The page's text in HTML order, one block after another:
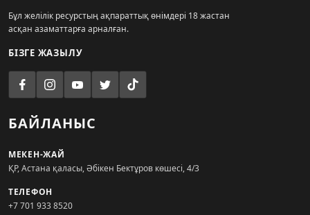
Бұл желілік ресурстың ақпараттық өнімдері 18 жастан
асқан азаматтарға арналған.
БІЗГЕ ЖАЗЫЛУ
БАЙЛАНЫС
МЕКЕН-ЖАЙ
ҚР, Астана қаласы, Әбікен Бектұров көшесі, 4/3
ТЕЛЕФОН
+7 701 933 8520